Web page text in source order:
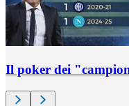
Il poker dei